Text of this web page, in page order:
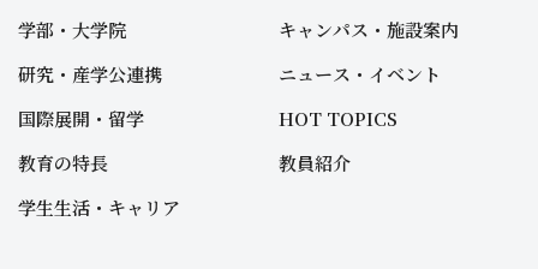
学部・大学院
研究・産学公連携
国際展開・留学
教育の特長
学生生活・キャリア
キャンパス・施設案内
ニュース・イベント
HOT TOPICS
教員紹介